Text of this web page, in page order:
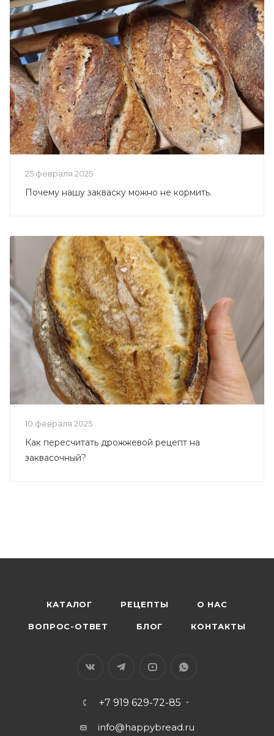
25 февраля 2025
Почему нашу закваску можно не кормить.
10 февраля 2025
Как пересчитать дрожжевой рецепт на
заквасочный?
КАТАЛОГ РЕЦЕПТЫ О НАС
ВОПРОС-ОТВЕТ БЛОГ КОНТАКТЫ
+7 919 629-72-85
info@happybread.ru